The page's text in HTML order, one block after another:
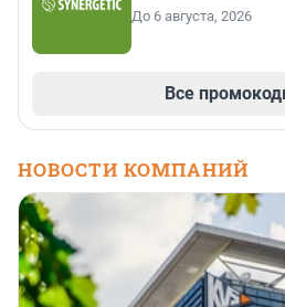
До 6 августа, 2026
Все
НОВОСТИ КОМПАНИЙ